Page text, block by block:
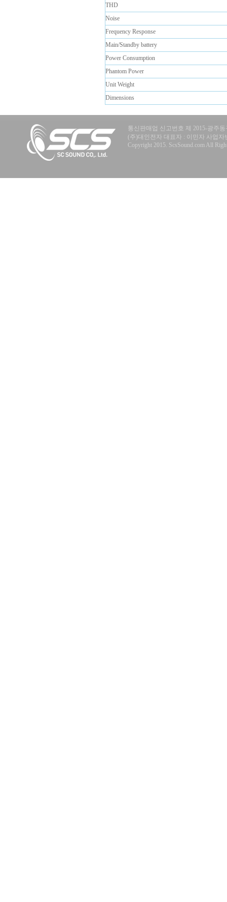
THD
Noise
Frequency Response
Main/Standby battery
Power Consumption
Phantom Power
Unit Weight
Dimensions
통신판매업 신고번호 제 2015-광주
(주)대인전자 대표자 : 이민자 사업자
Copyright 2015. ScsSound.com All